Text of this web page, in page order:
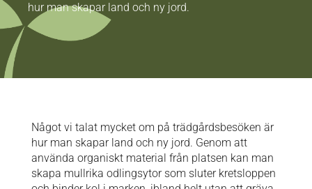
hur man skapar land och ny jord.
Något vi talat mycket om på trädgårdsbesöken är
hur man skapar land och ny jord. Genom att
använda organiskt material från platsen kan man
skapa mullrika odlingsytor som sluter kretsloppen